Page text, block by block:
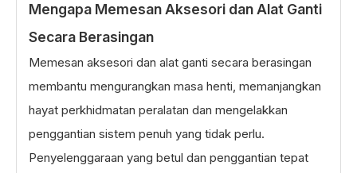
Mengapa Memesan Aksesori dan Alat Ganti
Secara Berasingan
Memesan aksesori dan alat ganti secara berasingan
membantu mengurangkan masa henti, memanjangkan
hayat perkhidmatan peralatan dan mengelakkan
penggantian sistem penuh yang tidak perlu.
Penyelenggaraan yang betul dan penggantian tepat